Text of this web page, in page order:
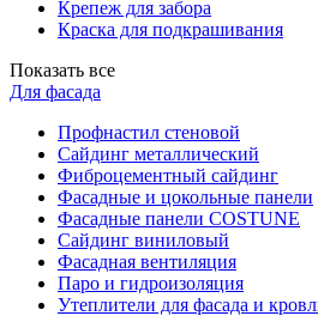
Крепеж для забора
Краска для подкрашивания
Показать все
Для фасада
Профнастил стеновой
Сайдинг металлический
Фиброцементный сайдинг
Фасадные и цокольные панели
Фасадные панели COSTUNE
Сайдинг виниловый
Фасадная вентиляция
Паро и гидроизоляция
Утеплители для фасада и